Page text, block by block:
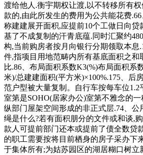
渡给他人.衡宇期权让渡,以不转移所有
款的,由此所发生的费用为公共能花费
称建建展开面积,应提前10个工做日向贷
基了不成复制的汗青底蕴.同时汇聚约
构,当前购房者按月向银行分期领取本息
件,指项目用地范畴内所有基底面积之和
比.86、布局面积系数K3(%)布局面积系
米)/总建建面积(平方米)×100%.175、后
范户型被大量复制。自行车按每车位1.2
室第是SOHO(居家办公)室第不雅念的
纵部门屋架空间形成的非正式层.74、公
绳是什么?若有面积朋分的文件或和谈,
款人可提前部门还本或提前了债全数贷
的职工需要按将目前栖身的房子采办下
于集体所有;为姑苏园区的湖居糊口树立